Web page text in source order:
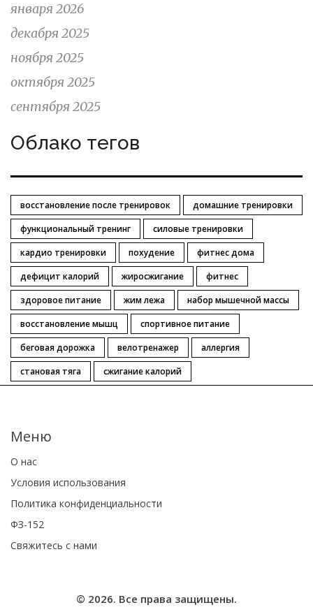
января 2026
декабря 2025
ноября 2025
октября 2025
сентября 2025
Облако тегов
восстановление после тренировок
домашние тренировки
функциональный тренинг
силовые тренировки
кардио тренировки
похудение
фитнес дома
дефицит калорий
жиросжигание
фитнес
здоровое питание
жим лежа
набор мышечной массы
восстановление мышц
спортивное питание
беговая дорожка
велотренажер
аллергия
становая тяга
сжигание калорий
Меню
О нас
Условия использования
Политика конфиденциальности
ФЗ-152
Свяжитесь с нами
© 2026. Все права защищены.